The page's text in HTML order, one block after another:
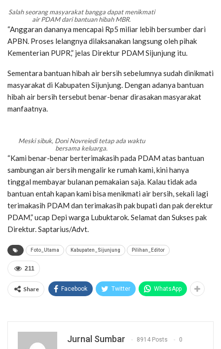
Salah seorang masyarakat bangga dapat menikmati
air PDAM dari bantuan hibah MBR.
“Anggaran dananya mencapai Rp5 miliar lebih bersumber dari
APBN. Proses lelangnya dilaksanakan langsung oleh pihak
Kementerian PUPR,” jelas Direktur PDAM Sijunjung itu.
Sementara bantuan hibah air bersih sebelumnya sudah dinikmati
masyarakat di Kabupaten Sijunjung. Dengan adanya bantuan
hibah air bersih tersebut benar-benar dirasakan masyarakat
manfaatnya.
Meski sibuk, Doni Novreiedi tetap ada waktu
bersama keluarga.
“Kami benar-benar berterimakasih pada PDAM atas bantuan
sambungan air bersih mengalir ke rumah kami, kini hanya
tinggal membayar bulanan pemakaian saja. Kalau tidak ada
bantuan entah kapan kami bisa menikmati air bersih, sekali lagi
terimakasih PDAM dan terimakasih pak bupati dan pak derektur
PDAM,” ucap Depi warga Lubuktarok. Selamat dan Sukses pak
Direktur. Saptarius/Advt.
Foto_Utama Kabupaten_Sijunjung Pilihan_Editor
211
Share Facebook Twitter WhatsApp
Jurnal Sumbar 8914 Posts 0